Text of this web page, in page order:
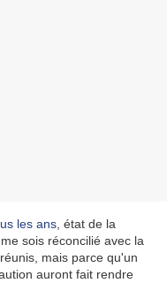
les ans , état de la
sois réconcilié avec la
mais parce qu'un
auront fait rendre